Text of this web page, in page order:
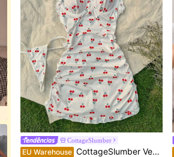
CottageSlumber
EU Warehouse CottageSlumber Vestido bodycon franzido com babado e estampa cereja e tanga, lingerie